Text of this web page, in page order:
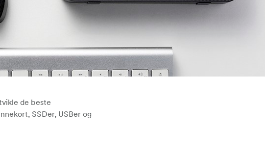
de beste
SSDer, USBer og